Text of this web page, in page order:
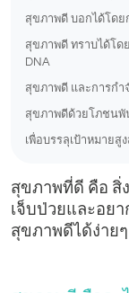
สุขภาพดี บอกได้โดย
สุขภาพดี ทราบได้โด
DNA
สุขภาพดี และการกำ
สุขภาพดีด้วยโภชนพั
เพื่อบรรลุเป้าหมายสู
สุขภาพที่ดี คือ สิ่
เจ็บป่วยและอย
สุขภาพดีได้ง่ายๆ